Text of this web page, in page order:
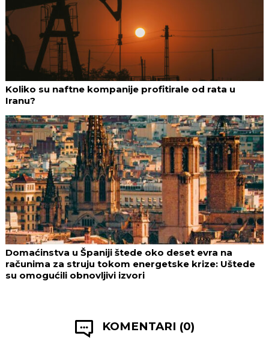
Koliko su naftne kompanije profitirale od rata u
Iranu?
Domaćinstva u Španiji štede oko deset evra na
računima za struju tokom energetske krize: Uštede
su omogućili obnovljivi izvori
KOMENTARI (0)